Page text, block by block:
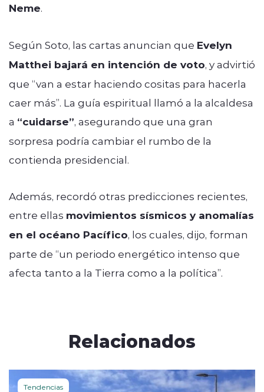
Neme.
Según Soto, las cartas anuncian que Evelyn
Matthei bajará en intención de voto, y advirtió
que “van a estar haciendo cositas para hacerla
caer más”. La guía espiritual llamó a la alcaldesa
a “cuidarse”, asegurando que una gran
sorpresa podría cambiar el rumbo de la
contienda presidencial.
Además, recordó otras predicciones recientes,
entre ellas movimientos sísmicos y anomalías
en el océano Pacífico, los cuales, dijo, forman
parte de “un periodo energético intenso que
afecta tanto a la Tierra como a la política”.
Relacionados
Tendencias